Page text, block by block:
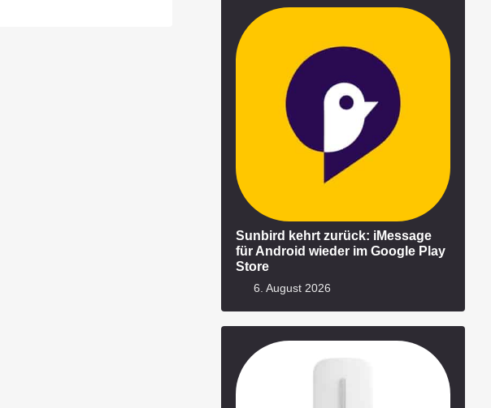
Sunbird kehrt zurück: iMessage
für Android wieder im Google Play
Store
6. August 2026